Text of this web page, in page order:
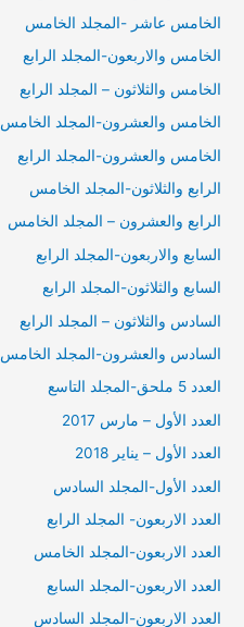
الخامس عاشر -المجلد الخامس
الخامس والاربعون-المجلد الرابع
الخامس والثلاثون – المجلد الرابع
الخامس والعشرون-المجلد الخامس
الخامس والعشرون-المجلد الرابع
الرابع والثلاثون-المجلد الخامس
الرابع والعشرون – المجلد الخامس
السابع والاربعون-المجلد الرابع
السابع والثلاثون-المجلد الرابع
السادس والثلاثون – المجلد الرابع
السادس والعشرون-المجلد الخامس
العدد 5 ملحق-المجلد التاسع
العدد الأول – مارس 2017
العدد الأول – يناير 2018
العدد الأول-المجلد السادس
العدد الاربعون- المجلد الرابع
العدد الاربعون-المجلد الخامس
العدد الاربعون-المجلد السابع
العدد الاربعون-المجلد السادس